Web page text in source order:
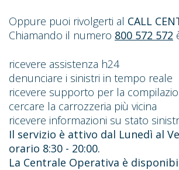
Oppure puoi rivolgerti al CALL
Chiamando il numero 800 572 572
ricevere assistenza h24
denunciare i sinistri in tempo reale
ricevere supporto per la
cercare la carrozzeria più vicina
ricevere informazioni su stato
Il servizio è attivo dal Lunedì al
orario 8:30 - 20:00.
La Centrale Operativa è